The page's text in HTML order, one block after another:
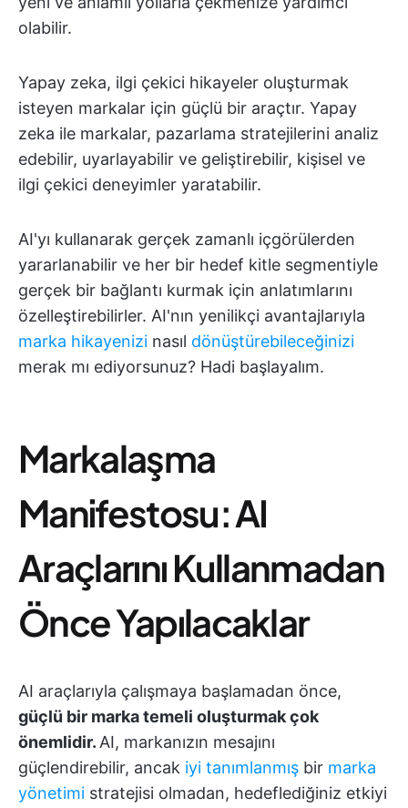
olabilir.
Yapay zeka, ilgi çekici hikayeler oluşturmak
isteyen markalar için güçlü bir araçtır. Yapay
zeka ile markalar, pazarlama stratejilerini analiz
edebilir, uyarlayabilir ve geliştirebilir, kişisel ve
ilgi çekici deneyimler yaratabilir.
AI'yı kullanarak gerçek zamanlı içgörülerden
yararlanabilir ve her bir hedef kitle segmentiyle
gerçek bir bağlantı kurmak için anlatımlarını
özelleştirebilirler. AI'nın yenilikçi avantajlarıyla
marka hikayenizi nasıl dönüştürebileceğinizi
merak mı ediyorsunuz? Hadi başlayalım.
Markalaşma
Manifestosu: AI
Araçlarını Kullanmadan
Önce Yapılacaklar
AI araçlarıyla çalışmaya başlamadan önce,
güçlü bir marka temeli oluşturmak çok
önemlidir. AI, markanızın mesajını
güçlendirebilir, ancak iyi tanımlanmış bir marka
yönetimi stratejisi olmadan, hedeflediğiniz etkiyi